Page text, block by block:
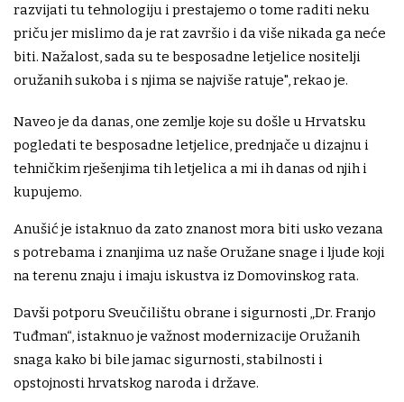
razvijati tu tehnologiju i prestajemo o tome raditi neku
priču jer mislimo da je rat završio i da više nikada ga neće
biti. Nažalost, sada su te besposadne letjelice nositelji
oružanih sukoba i s njima se najviše ratuje", rekao je.
Naveo je da danas, one zemlje koje su došle u Hrvatsku
pogledati te besposadne letjelice, prednjače u dizajnu i
tehničkim rješenjima tih letjelica a mi ih danas od njih i
kupujemo.
Anušić je istaknuo da zato znanost mora biti usko vezana
s potrebama i znanjima uz naše Oružane snage i ljude koji
na terenu znaju i imaju iskustva iz Domovinskog rata.
Davši potporu Sveučilištu obrane i sigurnosti „Dr. Franjo
Tuđman“, istaknuo je važnost modernizacije Oružanih
snaga kako bi bile jamac sigurnosti, stabilnosti i
opstojnosti hrvatskog naroda i države.